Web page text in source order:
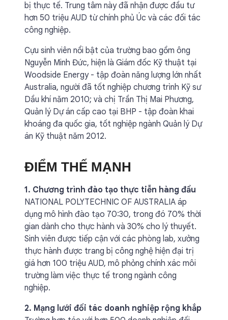
bị thực tế. Trung tâm này đã nhận được đầu tư
hơn 50 triệu AUD từ chính phủ Úc và các đối tác
công nghiệp.
Cựu sinh viên nổi bật của trường bao gồm ông
Nguyễn Minh Đức, hiện là Giám đốc Kỹ thuật tại
Woodside Energy - tập đoàn năng lượng lớn nhất
Australia, người đã tốt nghiệp chương trình Kỹ sư
Dầu khí năm 2010; và chị Trần Thị Mai Phương,
Quản lý Dự án cấp cao tại BHP - tập đoàn khai
khoáng đa quốc gia, tốt nghiệp ngành Quản lý Dự
án Kỹ thuật năm 2012.
ĐIỂM THẾ MẠNH
1. Chương trình đào tạo thực tiễn hàng đầu
NATIONAL POLYTECHNIC OF AUSTRALIA áp
dụng mô hình đào tạo 70:30, trong đó 70% thời
gian dành cho thực hành và 30% cho lý thuyết.
Sinh viên được tiếp cận với các phòng lab, xưởng
thực hành được trang bị công nghệ hiện đại trị
giá hơn 100 triệu AUD, mô phỏng chính xác môi
trường làm việc thực tế trong ngành công
nghiệp.
2. Mạng lưới đối tác doanh nghiệp rộng khắp